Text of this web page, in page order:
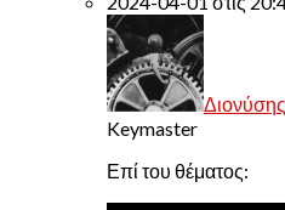
Keymaster
Επί του θέματος: